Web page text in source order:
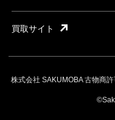
買取サイト
株式会社 SAKUMOBA 古物商